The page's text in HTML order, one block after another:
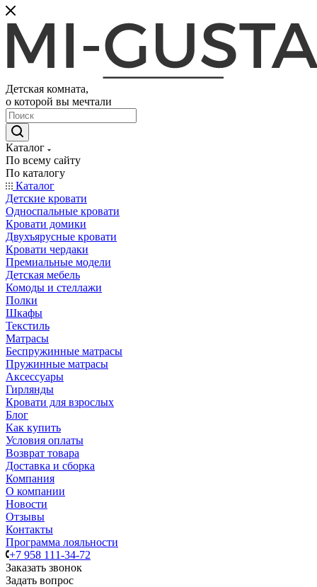
Детская комната,
о которой вы мечтали
Каталог
По всему сайту
По каталогу
Каталог
Детские кровати
Односпальные кровати
Кровати домики
Двухъярусные кровати
Кровати чердаки
Премиальные модели
Детская мебель
Комоды и стеллажи
Полки
Шкафы
Текстиль
Матрасы
Беспружинные матрасы
Пружинные матрасы
Аксессуары
Гирлянды
Кровати для взрослых
Блог
Как купить
Условия оплаты
Возврат товара
Доставка и сборка
Компания
О компании
Новости
Отзывы
Контакты
Программа лояльности
+7 958 111-34-72
Заказать звонок
Задать вопрос